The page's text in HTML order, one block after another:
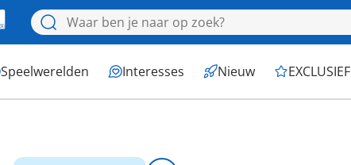
Speelwerelden Interesses Nieuw EXCLUSIEF